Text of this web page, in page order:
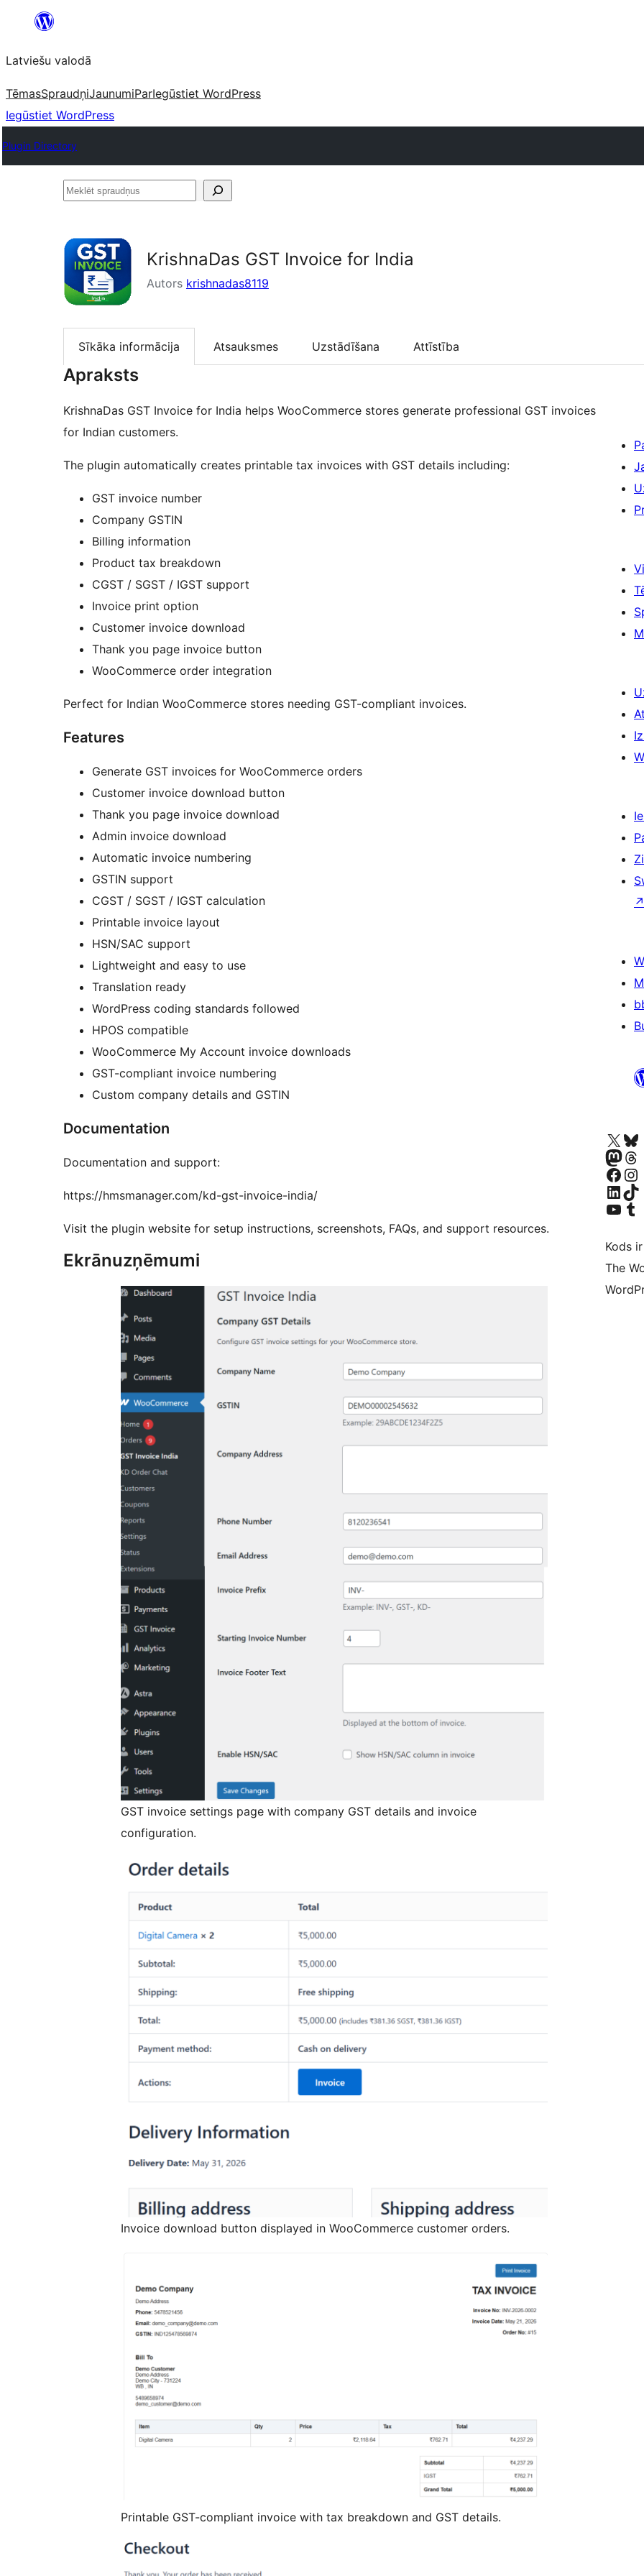
Pāriet
saturu
Latviešu valodā
TēmasSpraudņiJaunumiParIegūstiet WordPress
Iegūstiet WordPress
Plugin Directory
Meklēt
KrishnaDas GST Invoice for India
Autors krishnadas8119
Sīkāka informācija Atsauksmes Uzstādīšana Attīstība
Apraksts
KrishnaDas GST Invoice for India helps WooCommerce stores generate professional GST invoices
for Indian customers.
The plugin automatically creates printable tax invoices with GST details including:
GST invoice number
Company GSTIN
Billing information
Product tax breakdown
CGST / SGST / IGST support
Invoice print option
Customer invoice download
Thank you page invoice button
WooCommerce order integration
Perfect for Indian WooCommerce stores needing GST-compliant invoices.
Features
Generate GST invoices for WooCommerce orders
Customer invoice download button
Thank you page invoice download
Admin invoice download
Automatic invoice numbering
GSTIN support
CGST / SGST / IGST calculation
Printable invoice layout
HSN/SAC support
Lightweight and easy to use
Translation ready
WordPress coding standards followed
HPOS compatible
WooCommerce My Account invoice downloads
GST-compliant invoice numbering
Custom company details and GSTIN
Documentation
Documentation and support:
https://hmsmanager.com/kd-gst-invoice-india/
Visit the plugin website for setup instructions, screenshots, FAQs, and support resources.
Ekrānuzņēmumi
GST invoice settings page with company GST details and invoice
configuration.
Invoice download button displayed in WooCommerce customer orders.
Printable GST-compliant invoice with tax breakdown and GST details.
↗
Apmeklējiet mūsu X (agrāk
Apmeklējiet
Apmeklējiet mūsu Mastodon kontu
Apmeklējiet
Apmeklējiet mūsu Facebook lapu
Apmeklējiet
Apmeklējiet mūsu LinkedIn kontu
Apmeklējiet
Apmeklējiet mūsu YouTube
Apmeklējiet
Kods
The